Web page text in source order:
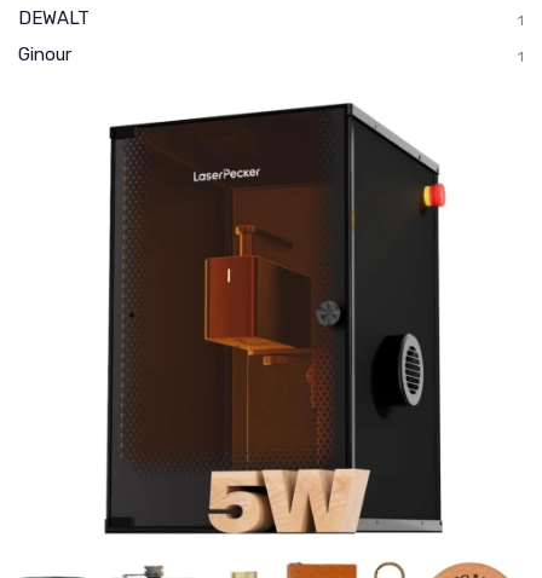
DEWALT 1
Ginour 1